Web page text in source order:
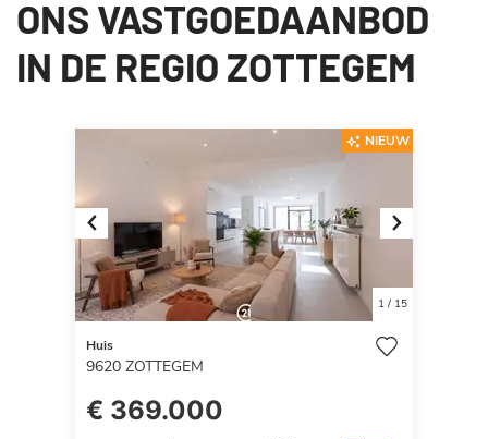
ONS VASTGOEDAANBOD
IN DE REGIO ZOTTEGEM
Previous Next
1/ 15
NIEUW
Huis
9620 ZOTTEGEM
€ 369.000